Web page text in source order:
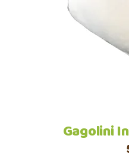
Gagolini